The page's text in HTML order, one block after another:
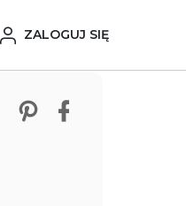
ZALOGUJ SIĘ
Zobacz nasze
Udostępnij